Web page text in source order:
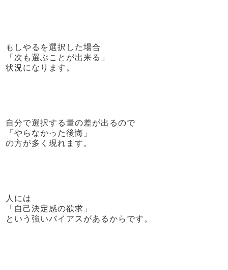
もしやるを選択した場合
「次も選ぶことが出来る」
状況になります。
自分で選択する量の差が出るので
「やらなかった後悔」
の方が多く現れます。
人には
「自己決定感の欲求」
という強いバイアスがあるからです。